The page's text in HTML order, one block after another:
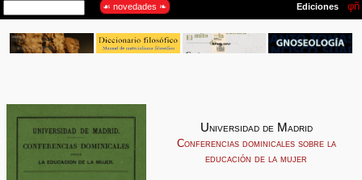
Universidad de Madrid
Conferencias dominicales sobre la
educación de la mujer